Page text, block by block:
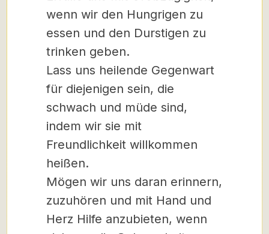
wenn wir den Hungrigen zu
essen und den Durstigen zu
trinken geben.
Lass uns heilende Gegenwart
für diejenigen sein, die
schwach und müde sind,
indem wir sie mit
Freundlichkeit willkommen
heißen.
Mögen wir uns daran erinnern,
zuzuhören und mit Hand und
Herz Hilfe anzubieten, wenn